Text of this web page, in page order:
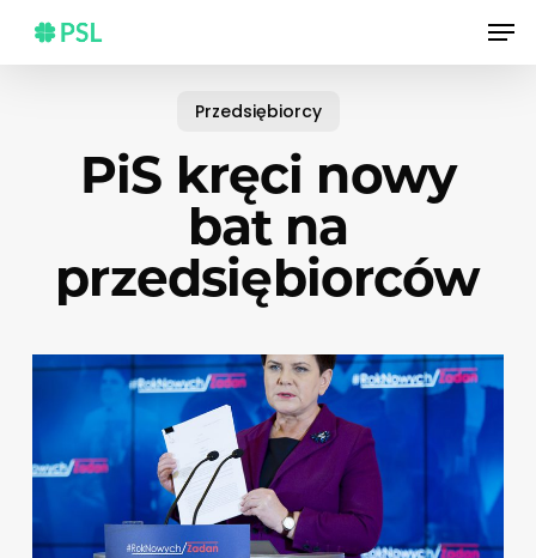
main
Przedsiębiorcy
PiS kręci nowy
bat na
przedsiębiorców